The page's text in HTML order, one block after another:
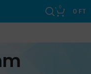
0 0 FT